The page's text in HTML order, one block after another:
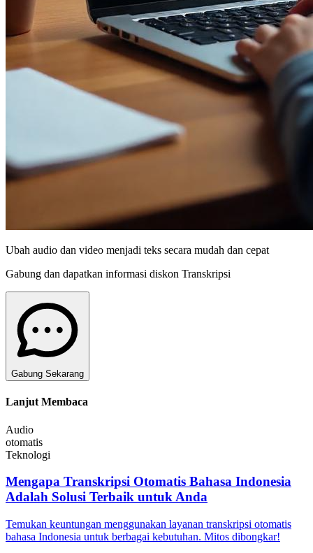
Ubah audio dan video menjadi teks secara mudah dan cepat
Gabung dan dapatkan informasi diskon Transkripsi
Gabung Sekarang
Lanjut Membaca
Audio
otomatis
Teknologi
Mengapa Transkripsi Otomatis Bahasa Indonesia
Adalah Solusi Terbaik untuk Anda
Temukan keuntungan menggunakan layanan transkripsi otomatis
bahasa Indonesia untuk berbagai kebutuhan. Mitos dibongkar!